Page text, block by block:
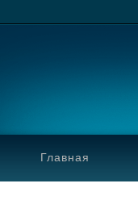
Главная